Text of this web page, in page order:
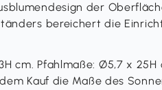
der
bereichert die
cm. Pfahlmaße: Ø5,7 x
Kauf die Maße des